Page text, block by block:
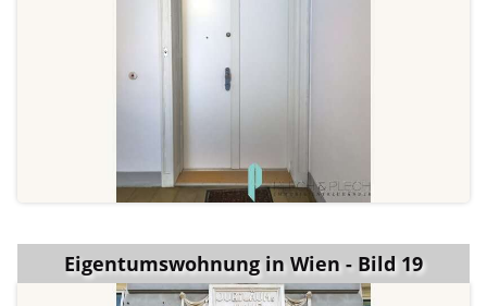
Eigentumswohnung in Wien - Bild 19